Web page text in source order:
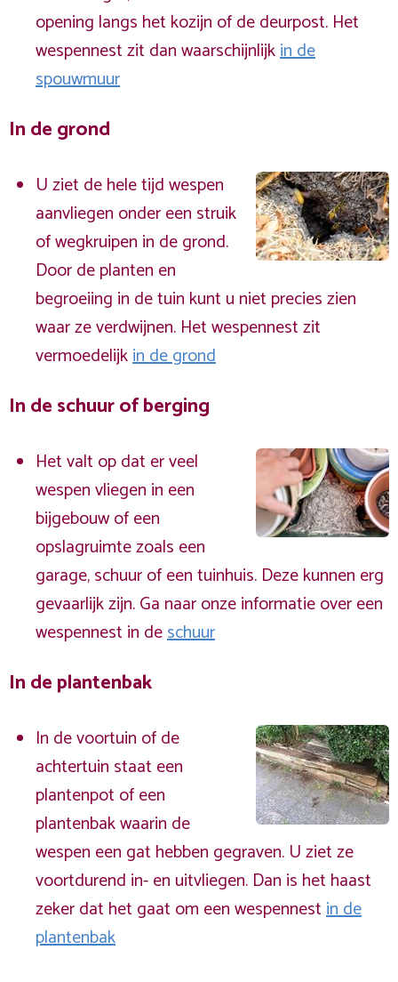
opening langs het kozijn of de deurpost. Het
wespennest zit dan waarschijnlijkin de
spouwmuur
In de grond
U ziet de hele tijd wespen
aanvliegen onder een struik
of wegkruipen in de grond.
Door de planten en
begroeiing in de tuin kunt u niet precies zien
waar ze verdwijnen. Het wespennest zit
vermoedelijkin de grond
In de schuur of berging
Het valt op dat er veel
wespen vliegen in een
bijgebouw of een
opslagruimte zoals een
garage, schuur of een tuinhuis. Deze kunnen erg
gevaarlijk zijn. Ga naar onze informatie over een
wespennest in deschuur
In de plantenbak
In de voortuin of de
achtertuin staat een
plantenpot of een
plantenbak waarin de
wespen een gat hebben gegraven. U ziet ze
voortdurend in- en uitvliegen. Dan is het haast
zeker dat het gaat om een wespennestin de
plantenbak